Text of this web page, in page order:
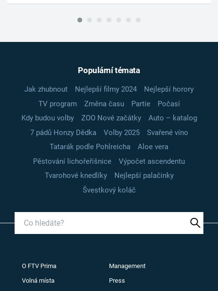
Populární témata
Jak zhubnout Nejlepší filmy 2024
Nejlepší horory
TV program
Změna času Partie
Počasí
Kdy budou volby
ZOO Nové začátky
Auto – katalog
7 pádů Honzy Dědka
Volby 2025
Svařené víno
Tatarák podle Pohlreicha
Aloe vera
Pěstování lichořeřišnice
Výpočet ascendentu
Tvarohové knedlíky
Nejlepší palačinky
Švestkový koláč
O FTV Prima Management
Volná místa Press